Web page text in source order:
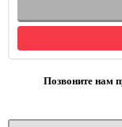
Позвоните нам